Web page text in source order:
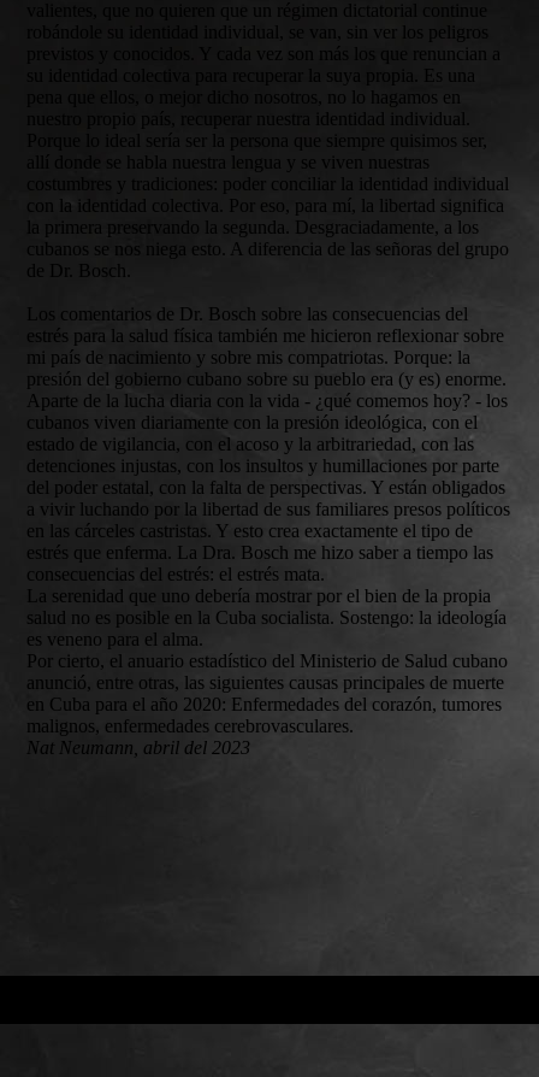
robándole su identidad individual, se van, sin ver los peligros
previstos y conocidos. Y cada vez son más los que renuncian a
su identidad colectiva para recuperar la suya propia. Es una
pena que ellos, o mejor dicho nosotros, no lo hagamos en
nuestro propio país, recuperar nuestra identidad individual.
Porque lo ideal sería ser la persona que siempre quisimos ser,
allí donde se habla nuestra lengua y se viven nuestras
costumbres y tradiciones: poder conciliar la identidad individual
con la identidad colectiva. Por eso, para mí, la libertad significa
la primera preservando la segunda. Desgraciadamente, a los
cubanos se nos niega esto. A diferencia de las señoras del grupo
de Dr. Bosch.
Los comentarios de Dr. Bosch sobre las consecuencias del
estrés para la salud física también me hicieron reflexionar sobre
mi país de nacimiento y sobre mis compatriotas. Porque: la
presión del gobierno cubano sobre su pueblo era (y es) enorme.
Aparte de la lucha diaria con la vida - ¿qué comemos hoy? - los
cubanos viven diariamente con la presión ideológica, con el
estado de vigilancia, con el acoso y la arbitrariedad, con las
detenciones injustas, con los insultos y humillaciones por parte
del poder estatal, con la falta de perspectivas. Y están obligados
a vivir luchando por la libertad de sus familiares presos políticos
en las cárceles castristas. Y esto crea exactamente el tipo de
estrés que enferma. La Dra. Bosch me hizo saber a tiempo las
consecuencias del estrés: el estrés mata.
La serenidad que uno debería mostrar por el bien de la propia
salud no es posible en la Cuba socialista. Sostengo: la ideología
es veneno para el alma.
Por cierto, el anuario estadístico del Ministerio de Salud cubano
anunció, entre otras, las siguientes causas principales de muerte
en Cuba para el año 2020: Enfermedades del corazón, tumores
malignos, enfermedades cerebrovasculares.
Nat Neumann, abril del 2023